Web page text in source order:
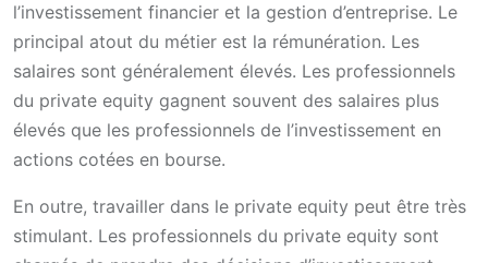
l’investissement financier et la gestion d’entreprise. Le
principal atout du métier est la rémunération. Les
salaires sont généralement élevés. Les professionnels
du private equity gagnent souvent des salaires plus
élevés que les professionnels de l’investissement en
actions cotées en bourse.
En outre, travailler dans le private equity peut être très
stimulant. Les professionnels du private equity sont